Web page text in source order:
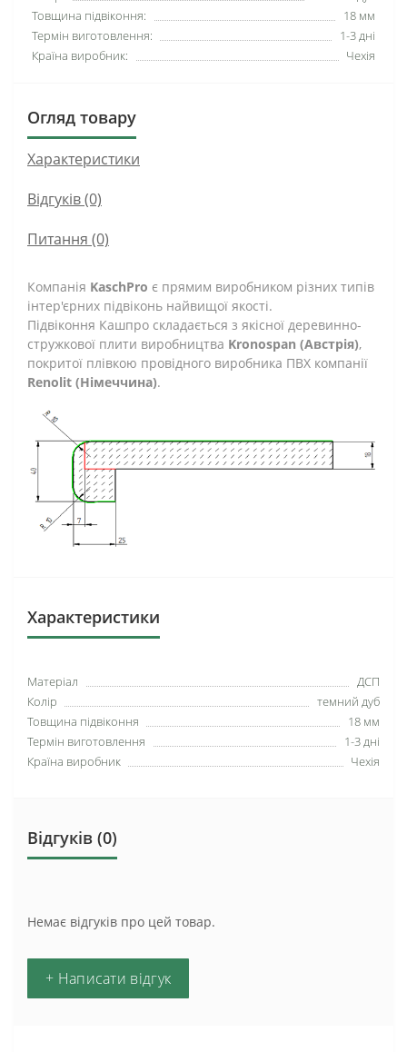
Товщина підвіконня:
18 мм
Термін виготовлення:
1-3 дні
Країна виробник:
Чехія
Огляд товару
Характеристики
Відгуків (0)
Питання (0)
Компанія KaschPro є прямим виробником різних типів
інтер'єрних підвіконь найвищої якості.
Підвіконня Кашпро складається з якісної деревинно-
стружкової плити виробництва Kronospan (Австрія),
покритої плівкою провідного виробника ПВХ компанії
Renolit (Німеччина).
Характеристики
Матеріал
ДСП
Колір
темний дуб
Товщина підвіконня
18 мм
Термін виготовлення
1-3 дні
Країна виробник
Чехія
Відгуків (0)
Немає відгуків про цей товар.
+ Написати відгук